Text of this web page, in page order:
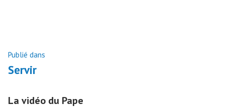
Navigation
de
l’article
Publié dans
Servir
La vidéo du Pape